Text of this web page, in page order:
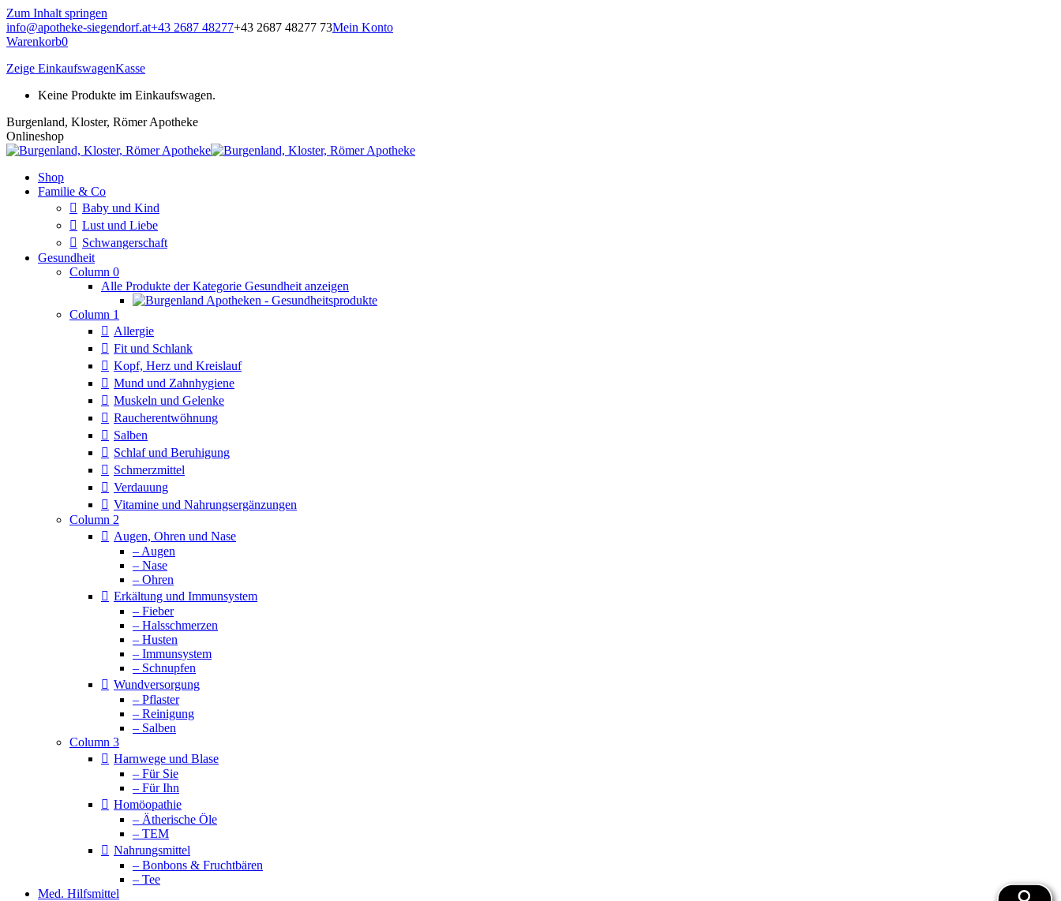
Zum Inhalt springen
info@apotheke-siegendorf.at+43 2687 48277+43 2687 48277 73Mein Konto
Warenkorb0
Zeige EinkaufswagenKasse
Keine Produkte im Einkaufswagen.
Burgenland, Kloster, Römer Apotheke
Onlineshop
Shop
Familie & Co
Baby und Kind
Lust und Liebe
Schwangerschaft
Gesundheit
Column 0
Alle Produkte der Kategorie Gesundheit anzeigen
Column 1
Allergie
Fit und Schlank
Kopf, Herz und Kreislauf
Mund und Zahnhygiene
Muskeln und Gelenke
Raucherentwöhnung
Salben
Schlaf und Beruhigung
Schmerzmittel
Verdauung
Vitamine und Nahrungsergänzungen
Column 2
Augen, Ohren und Nase
– Augen
– Nase
– Ohren
Erkältung und Immunsystem
– Fieber
– Halsschmerzen
– Husten
– Immunsystem
– Schnupfen
Wundversorgung
– Pflaster
– Reinigung
– Salben
Column 3
Harnwege und Blase
– Für Sie
– Für Ihn
Homöopathie
– Ätherische Öle
– TEM
Nahrungsmittel
– Bonbons & Fruchtbären
– Tee
Med. Hilfsmittel